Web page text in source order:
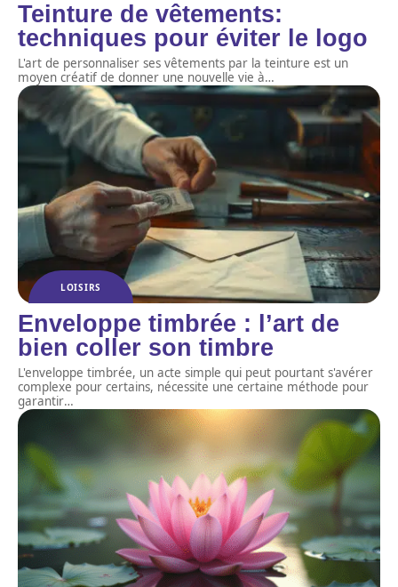
Teinture de vêtements:
techniques pour éviter le logo
L'art de personnaliser ses vêtements par la teinture est un
moyen créatif de donner une nouvelle vie à…
LOISIRS
Enveloppe timbrée : l’art de
bien coller son timbre
L'enveloppe timbrée, un acte simple qui peut pourtant s'avérer
complexe pour certains, nécessite une certaine méthode pour
garantir…